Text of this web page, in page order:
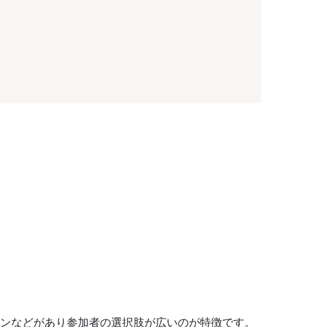
どがあり参加者の選択肢が広いのが特徴です。